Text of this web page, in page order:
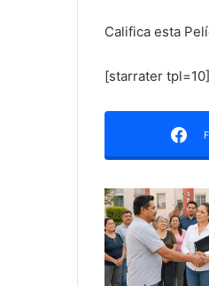
Califica esta
[starrater tpl=10]